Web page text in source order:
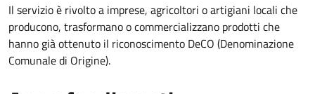
Il servizio è rivolto a imprese, agricoltori o artigiani locali che
producono, trasformano o commercializzano prodotti che
hanno già ottenuto il riconoscimento DeCO (Denominazione
Comunale di Origine).